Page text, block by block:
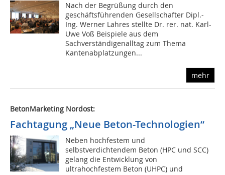
Nach der Begrüßung durch den
geschäftsführenden Gesellschafter Dipl.-
Ing. Werner Lahres stellte Dr. rer. nat. Karl-
Uwe Voß Beispiele aus dem
Sachverständigenalltag zum Thema
Kantenabplatzungen...
mehr
BetonMarketing Nordost:
Fachtagung „Neue Beton-Technologien“
Neben hochfestem und
selbstverdichtendem Beton (HPC und SCC)
gelang die Entwicklung von
ultrahochfestem Beton (UHPC) und